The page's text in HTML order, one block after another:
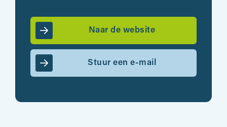
Naar de website
Stuur een e-mail